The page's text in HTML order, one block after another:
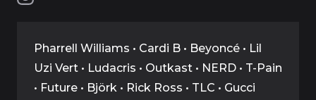
Pharrell Williams • Cardi B • Beyoncé • Lil
Uzi Vert • Ludacris • Outkast • NERD • T-Pain
• Future • Björk • Rick Ross • TLC • Gucci